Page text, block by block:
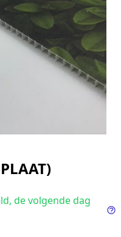
de volgende dag